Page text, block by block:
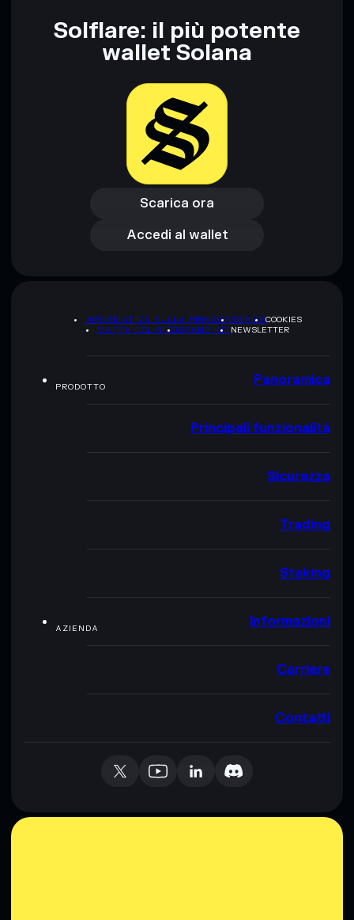
Solflare: il più potente
wallet Solana
Scarica ora
Scarica ora
Accedi al wallet
Accedi al wallet
INFORMATIVA SULLA PRIVACYTERMSCOOKIES
MAPPA DEL SITOBRAND KITNEWSLETTER
PRODOTTO Panoramica
Principali funzionalità
Sicurezza
Trading
Staking
AZIENDA Informazioni
Carriere
Contatti